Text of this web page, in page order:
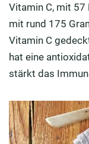
Vitamin C, mit
mit rund 175
Vitamin C
hat eine
stärkt das